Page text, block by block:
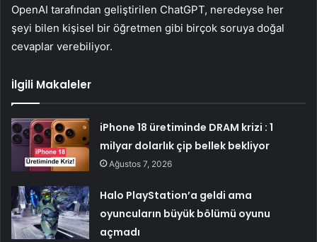
OpenAI tarafından geliştirilen ChatGPT, neredeyse her
şeyi bilen kişisel bir öğretmen gibi birçok soruya doğal
cevaplar verebiliyor.
İlgili Makaleler
iPhone 18 üretiminde DRAM krizi : 1
milyar dolarlık çip bellek bekliyor
Ağustos 7, 2026
Halo PlayStation’a geldi ama
oyuncuların büyük bölümü oyunu
açmadı